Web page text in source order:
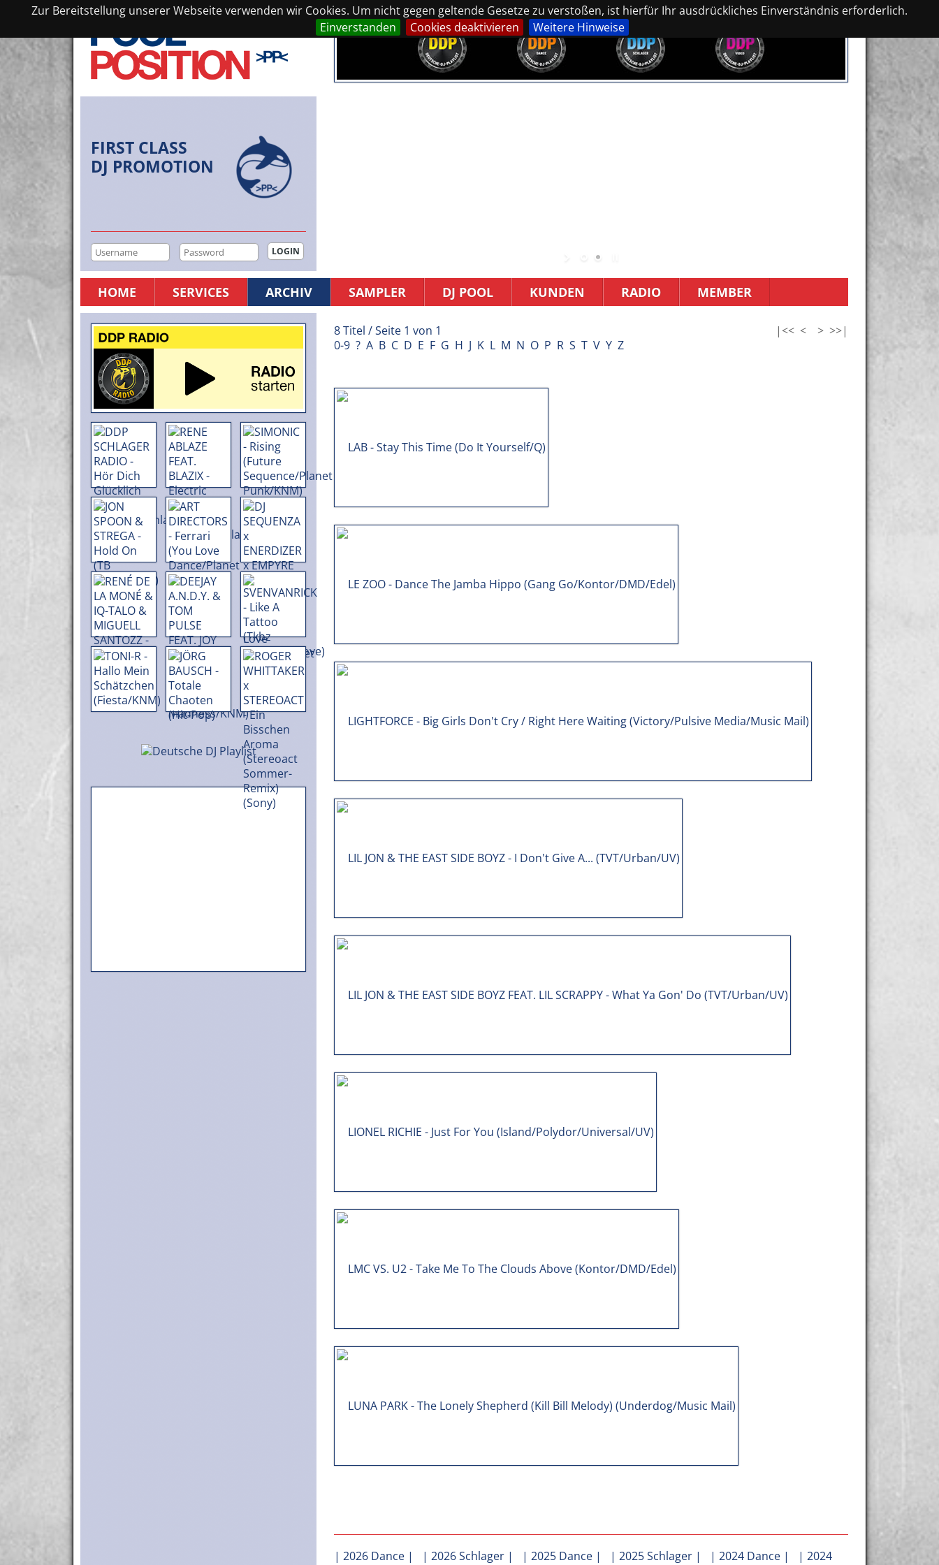
Zur Bereitstellung unserer Webseite verwenden wir Cookies. Um nicht gegen geltende Gesetze zu verstoßen, ist hierfür Ihr ausdrückliches Einverständnis erforderlich.
Einverstanden
Cookies deaktivieren Weitere Hinweise
FIRST CLASS
DJ PROMOTION
HOME SERVICES ARCHIV SAMPLER DJ POOL KUNDEN RADIO MEMBER
8 Titel / Seite 1 von 1 |<< < > >>|
0-9 ? A B C D E F G H J K L M N O P R S T V Y Z
| 2026 Dance | | 2026 Schlager | | 2025 Dance | | 2025 Schlager | | 2024 Dance | | 2024